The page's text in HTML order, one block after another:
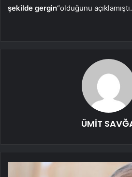
şekilde gergin“olduğunu açıklamıştı.
ÜMİT